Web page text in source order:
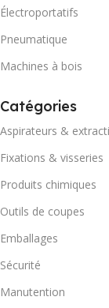
Électroportatifs
Pneumatique
Machines à bois
Catégories
Aspirateurs &
Fixations & visseries
Produits chimiques
Outils de coupes
Emballages
Sécurité
Manutention